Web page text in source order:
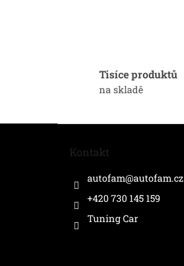
Tisíce produktů
na skladě
Kontakt
autofam@autofam.cz
+420 730 145 159
Tuning Car